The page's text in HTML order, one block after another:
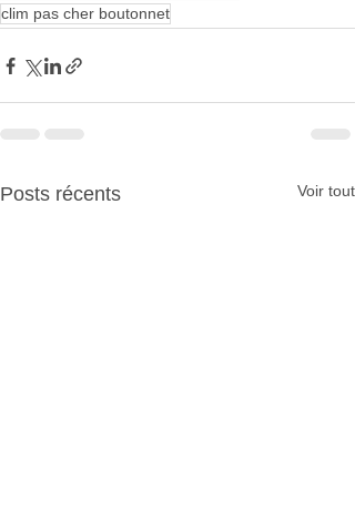
clim pas cher boutonnet
Posts récents Voir tout